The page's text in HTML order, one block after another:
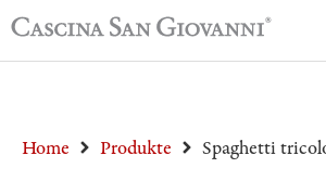
Home Produkte Spaghetti